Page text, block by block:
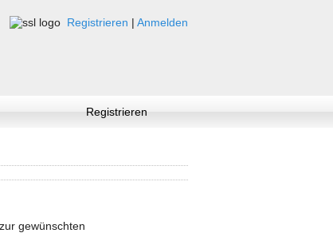
Registrieren | Anmelden
Registrieren
gewünschten